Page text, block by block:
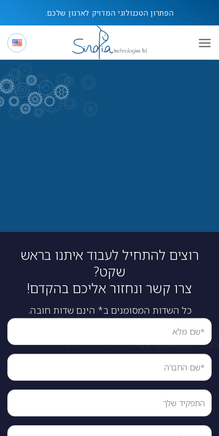
הפתרון הטכנולוגי המדויק לארגון שלכם.
רוצים להתחיל לעבוד איתנו בראש
שקט?
צרו קשר ונחזור אליכם בהקדם!
כל השדות המסומנים ב* הינם שדות חובה.